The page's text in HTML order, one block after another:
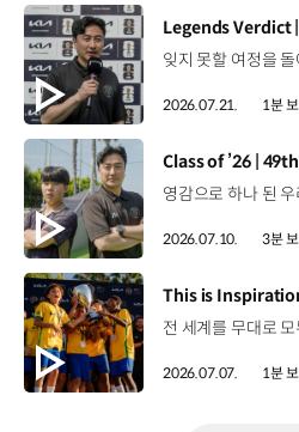
[동영상]
2026.07.21. 1분 보
[동영상]
2026.07.10. 3분 보
[동영상]
2026.07.07. 1분 보